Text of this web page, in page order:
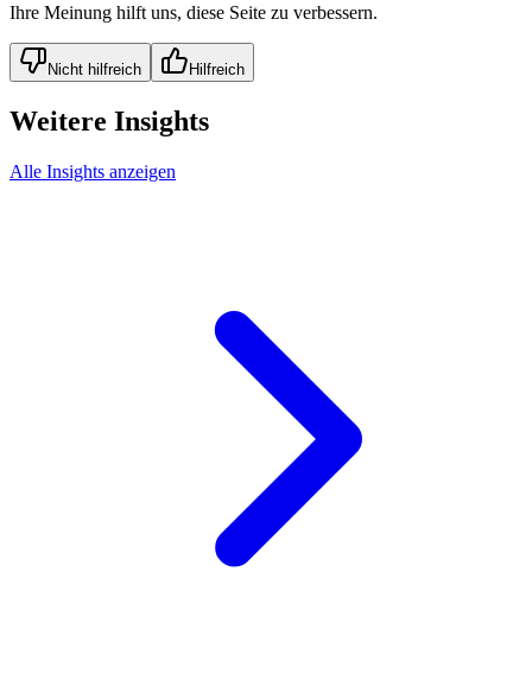
Ihre Meinung hilft uns, diese Seite zu verbessern.
Nicht hilfreich Hilfreich
Weitere Insights
Alle Insights anzeigen